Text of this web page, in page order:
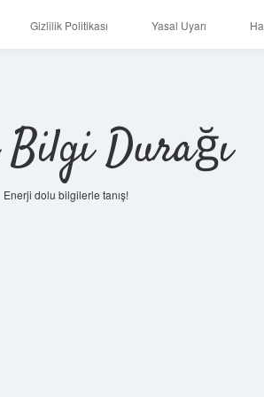
Gizlilik Politikası Yasal Uyarı
Bilgi Durağı
Enerji dolu bilgilerle tanış!